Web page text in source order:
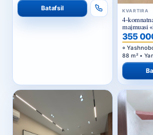
Batafsil KVARTIRA
4-
majmuasi
355
88 m² •